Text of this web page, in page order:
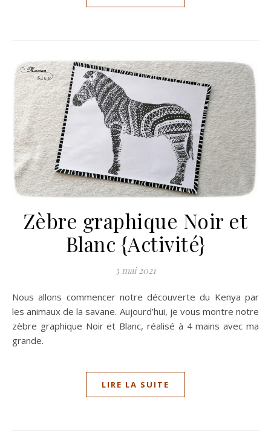
Zèbre graphique Noir et
Blanc {Activité}
3 mai 2021
Nous allons commencer notre découverte du Kenya par
les animaux de la savane. Aujourd’hui, je vous montre notre
zèbre graphique Noir et Blanc, réalisé à 4 mains avec ma
grande.
LIRE LA SUITE